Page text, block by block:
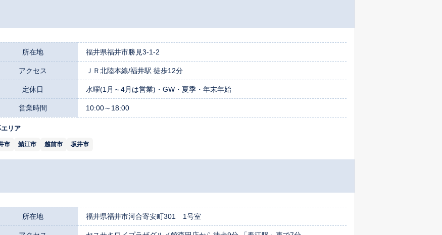
所在地 福井県福井市勝見3-1-2
アクセス ＪＲ北陸本線/福井駅 徒歩12分
定休日 水曜(1月～4月は営業)・GW・夏季・年末年始
営業時間 10:00～18:00
リア
市 鯖江市 越前市 坂井市
所在地 福井県福井市河合寄安町301 1号室